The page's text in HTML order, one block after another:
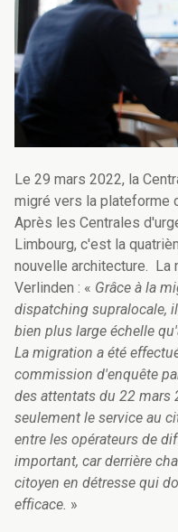
Le 29 mars 2022, la
migré vers la plateforme
Après les Centrales
Limbourg, c'est la
nouvelle architecture. La
Verlinden : « Grâce à la
dispatching supralocale,
bien plus large échelle
La migration a été
commission d'enquête
des attentats du 22 mars
seulement le service au
entre les opérateurs de
important, car derrière
citoyen en détresse qui
efficace. »